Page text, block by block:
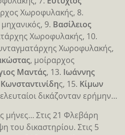
Χωροφυλακής, 8.
μηχανικός, 9. Βασίλειος
Χωροφυλακής, 10.
Χωροφυλακής,
, μοίραρχος
Μαντάς, 13. Ιωάννης
ς, 15. Κίμων
δικάζονταν ερήμην…
μήνες… Στις 21 Φλεβάρη
του δικαστηρίου. Στις 5